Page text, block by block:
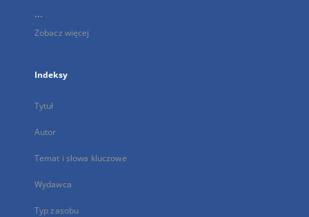
...
Zobacz więcej
Indeksy
Tytuł
Autor
Temat i słowa kluczowe
Wydawca
Typ zasobu